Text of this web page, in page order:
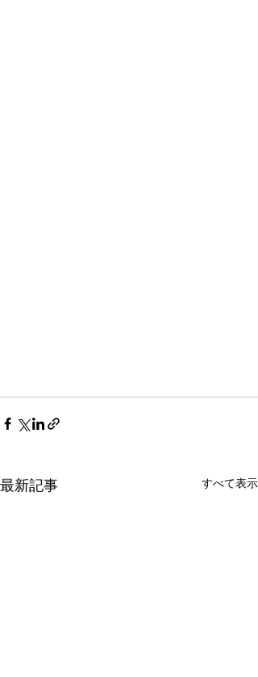
最新記事 すべて表示